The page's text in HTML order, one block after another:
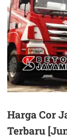
Harga Cor
Terbaru